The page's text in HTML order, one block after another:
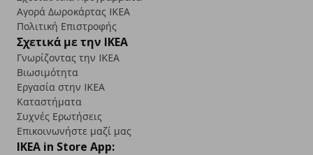
Αγορά Δωρoκάρτας IKEA
Πολιτική Επιστροφής
Σχετικά με την IKEA
Γνωρίζοντας την IKEA
Βιωσιμότητα
Εργασία στην IKEA
Καταστήματα
Συχνές Ερωτήσεις
Επικοινωνήστε μαζί μας
IKEA in Store App: